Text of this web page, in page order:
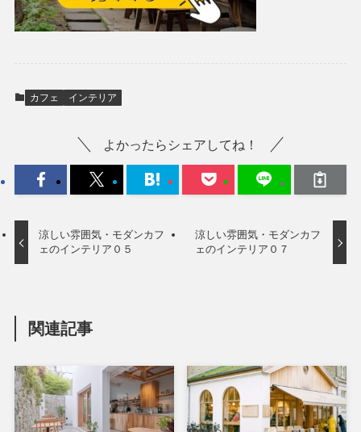
カフェ インテリア
よかったらシェアしてね！
涼しい雰囲気・モダンカフ
ェのインテリア０５
涼しい雰囲気・モダンカフ
ェのインテリア０７
関連記事